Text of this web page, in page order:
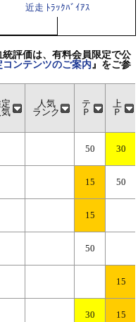
近走 ﾄﾗｯｸﾊﾞｲｱｽ
評価は、有料会員限定で公
コンテンツのご案内 』をご参
気
人気
ランク
テ
Ｐ
上
Ｐ
50 30
15 50
15
50
15
30 15